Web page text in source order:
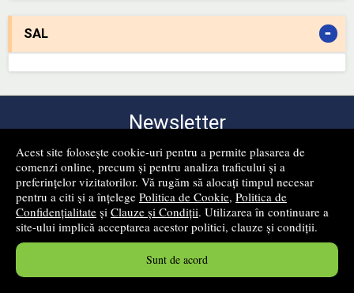
Acest site folosește cookie-uri pentru a permite plasarea de
comenzi online, precum și pentru analiza traficului și a
preferințelor vizitatorilor. Vă rugăm să alocați timpul necesar
pentru a citi și a înțelege Politica de Cookie, Politica de
Confidențialitate și Clauze și Condiții. Utilizarea în continuare a
site-ului implică acceptarea acestor politici, clauze și condiții.
Sunt de acord
SAL -
Newsletter
Fii primul care află despre produsele noi și reducerile apărute
pe site-ul nostru!